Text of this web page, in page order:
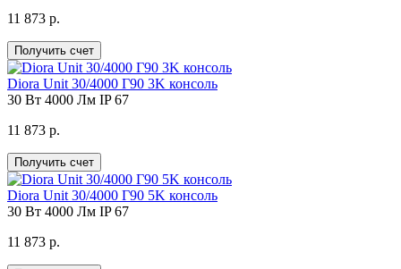
11 873 р.
Получить счет
Diora Unit 30/4000 Г90 3K консоль
30 Вт 4000 Лм IP 67
11 873 р.
Получить счет
Diora Unit 30/4000 Г90 5K консоль
30 Вт 4000 Лм IP 67
11 873 р.